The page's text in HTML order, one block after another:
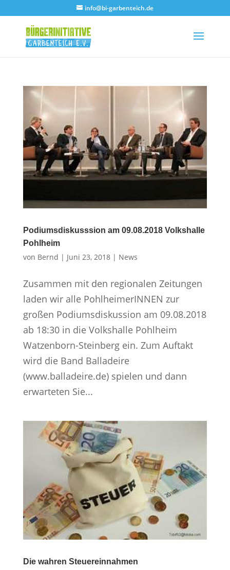
info@bi-garbenteich.de
Podiumsdiskusssion am 09.08.2018 Volkshalle
Pohlheim
von Bernd | Juni 23, 2018| News
Zusammen mit den regionalen Zeitungen
laden wir alle PohlheimerINNEN zur
großen Podiumsdiskussion am 09.08.2018
ab 18:30 in die Volkshalle Pohlheim
Watzenborn-Steinberg ein. Zum Auftakt
wird die Band Balladeire
(www.balladeire.de) spielen und dann
erwarteten Sie...
Die wahren Steuereinnahmen